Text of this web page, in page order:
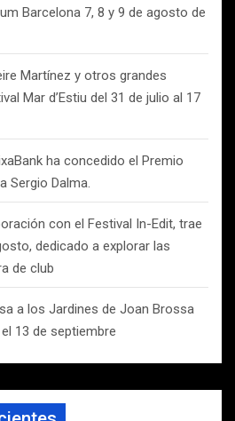
Barcelona 7, 8 y 9 de agosto de
Martínez y otros grandes
Mar d’Estiu del 31 de julio al 17
ha concedido el Premio
Sergio Dalma.
con el Festival In-Edit, trae
dedicado a explorar las
de club
a los Jardines de Joan Brossa
13 de septiembre